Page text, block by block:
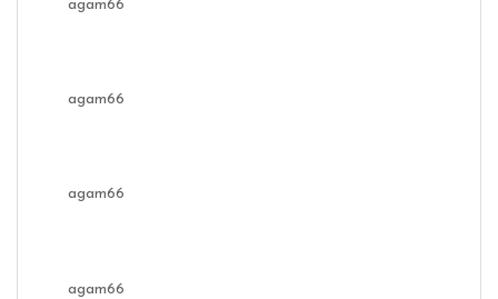
agam66
agam66
agam66
agam66